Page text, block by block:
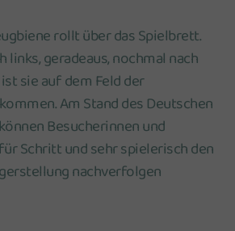
rollt über das Spielbrett.
links, geradeaus, nochmal nach
sie auf dem Feld der
Am Stand des Deutschen
Besucherinnen und
Schritt und sehr spielerisch den
nachverfolgen